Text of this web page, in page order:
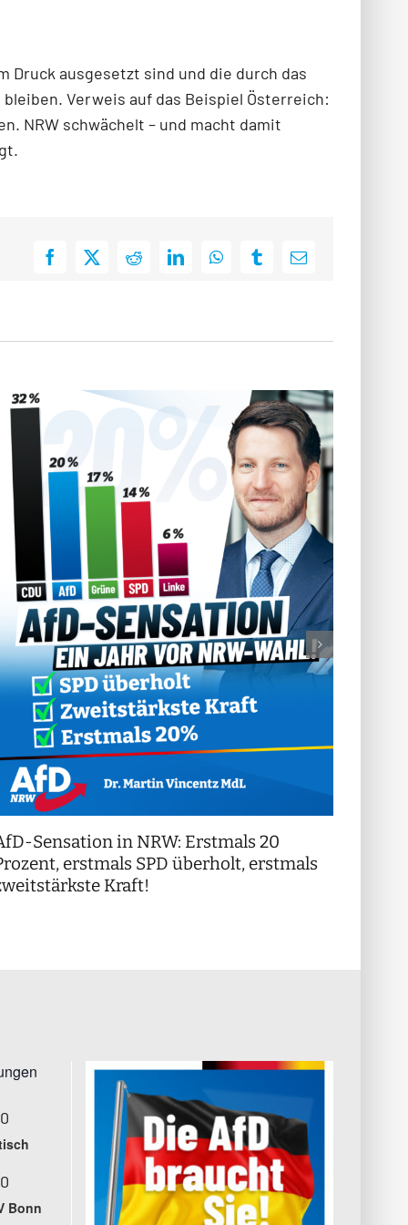
Druck ausgesetzt sind und die durch das
Verweis auf das Beispiel Österreich:
NRW schwächelt – und macht damit
Facebook
X RedditLinkedInWhatsAppTumblrE-
Sensation in NRW: Erstmals 20
erstmals SPD überholt, erstmals
Kraft!
Bonn